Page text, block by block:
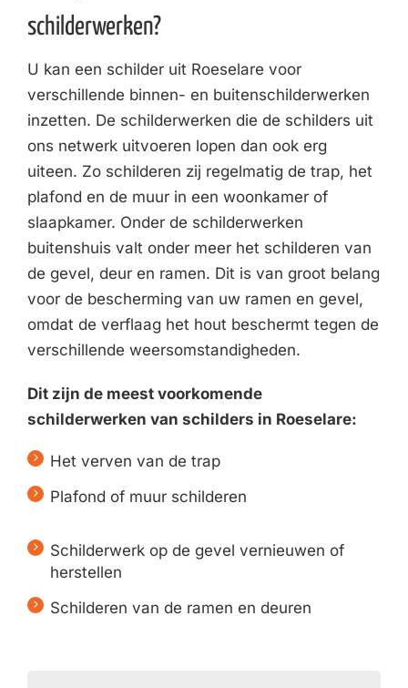
schilderwerken?
U kan een schilder uit Roeselare voor
verschillende binnen- en buitenschilderwerken
inzetten. De schilderwerken die de schilders uit
ons netwerk uitvoeren lopen dan ook erg
uiteen. Zo schilderen zij regelmatig de trap, het
plafond en de muur in een woonkamer of
slaapkamer. Onder de schilderwerken
buitenshuis valt onder meer het schilderen van
de gevel, deur en ramen. Dit is van groot belang
voor de bescherming van uw ramen en gevel,
omdat de verflaag het hout beschermt tegen de
verschillende weersomstandigheden.
Dit zijn de meest voorkomende
schilderwerken van schilders in Roeselare:
Het verven van de trap
Plafond of muur schilderen
Schilderwerk op de gevel vernieuwen of
herstellen
Schilderen van de ramen en deuren